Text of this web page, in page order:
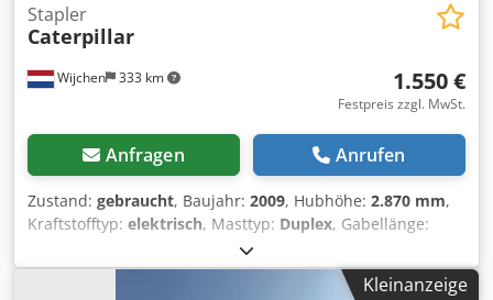
Wijchen 333 km
Stapler
Caterpillar
1.550 €
Festpreis zzgl. MwSt.
Anfragen Anrufen
Zustand: gebraucht, Baujahr: 2009, Hubhöhe: 2.870 mm,
Kraftstofftyp: elektrisch, Masttyp: Duplex, Gabellänge:
1.950 mm
mm, Gesamtbreite:850 mm, Farbe:Schwarz, Leergewicht:
1.270 kg Hubkapazität: 1.200 kg - Baujahr: 2009 -Kleinanzeige